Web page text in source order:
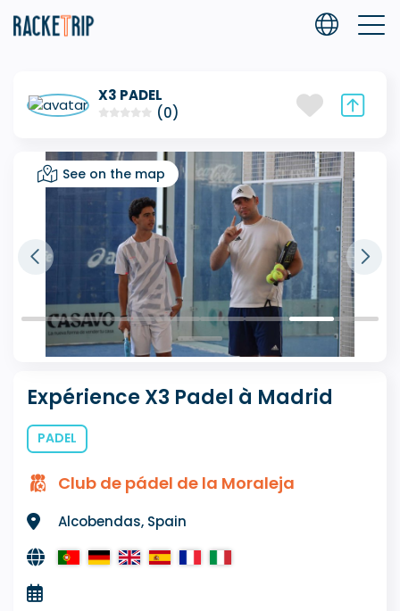
X3 PADEL
(0)
See on the map
Expérience X3 Padel à Madrid
PADEL
Club de pádel de la Moraleja
Alcobendas, Spain